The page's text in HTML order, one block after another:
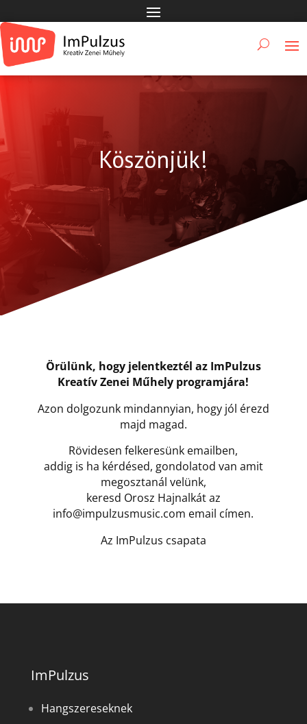
Köszönjük!
Örülünk, hogy jelentkeztél az ImPulzus
Kreatív Zenei Műhely programjára!
Azon dolgozunk mindannyian, hogy jól érezd
majd magad.
Rövidesen felkeresünk emailben,
addig is ha kérdésed, gondolatod van amit
megosztanál velünk,
keresd Orosz Hajnalkát az
info@impulzusmusic.com email címen.
Az ImPulzus csapata
ImPulzus
Hangszereseknek